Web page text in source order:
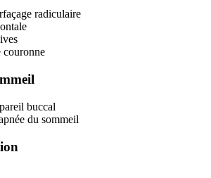
radiculaire
couronne
buccal
du sommeil